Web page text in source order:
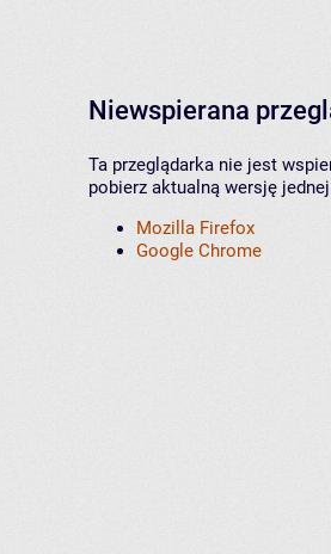
Niewspierana
Ta przeglądarka nie jest
pobierz aktualną wersję
Mozilla Firefox
Google Chrome